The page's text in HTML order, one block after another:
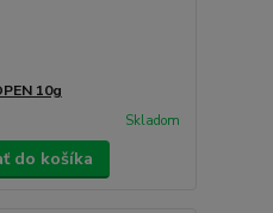
10g
Skladom
do košíka